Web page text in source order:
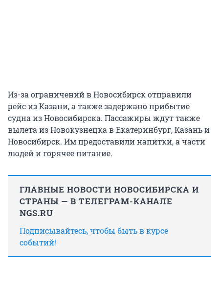
Из-за ограничений в Новосибирск отправили
рейс из Казани, а также задержано прибытие
судна из Новосибирска. Пассажиры ждут также
вылета из Новокузнецка в Екатеринбург, Казань и
Новосибирск. Им предоставили напитки, а части
людей и горячее питание.
ГЛАВНЫЕ НОВОСТИ НОВОСИБИРСКА И
СТРАНЫ — В ТЕЛЕГРАМ-КАНАЛЕ
NGS.RU
Подписывайтесь, чтобы быть в курсе
событий!